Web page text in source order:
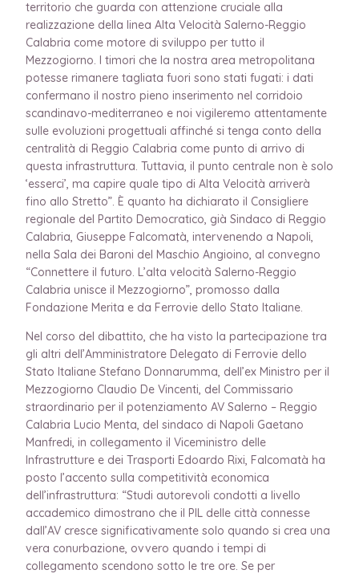
territorio che guarda con attenzione cruciale alla
realizzazione della linea Alta Velocità Salerno-Reggio
Calabria come motore di sviluppo per tutto il
Mezzogiorno. I timori che la nostra area metropolitana
potesse rimanere tagliata fuori sono stati fugati: i dati
confermano il nostro pieno inserimento nel corridoio
scandinavo-mediterraneo e noi vigileremo attentamente
sulle evoluzioni progettuali affinché si tenga conto della
centralità di Reggio Calabria come punto di arrivo di
questa infrastruttura. Tuttavia, il punto centrale non è solo
‘esserci’, ma capire quale tipo di Alta Velocità arriverà
fino allo Stretto”. È quanto ha dichiarato il Consigliere
regionale del Partito Democratico, già Sindaco di Reggio
Calabria, Giuseppe Falcomatà, intervenendo a Napoli,
nella Sala dei Baroni del Maschio Angioino, al convegno
“Connettere il futuro. L’alta velocità Salerno-Reggio
Calabria unisce il Mezzogiorno”, promosso dalla
Fondazione Merita e da Ferrovie dello Stato Italiane.
Nel corso del dibattito, che ha visto la partecipazione tra
gli altri dell’Amministratore Delegato di Ferrovie dello
Stato Italiane Stefano Donnarumma, dell’ex Ministro per il
Mezzogiorno Claudio De Vincenti, del Commissario
straordinario per il potenziamento AV Salerno – Reggio
Calabria Lucio Menta, del sindaco di Napoli Gaetano
Manfredi, in collegamento il Viceministro delle
Infrastrutture e dei Trasporti Edoardo Rixi, Falcomatà ha
posto l’accento sulla competitività economica
dell’infrastruttura: “Studi autorevoli condotti a livello
accademico dimostrano che il PIL delle città connesse
dall’AV cresce significativamente solo quando si crea una
vera conurbazione, ovvero quando i tempi di
collegamento scendono sotto le tre ore. Se per